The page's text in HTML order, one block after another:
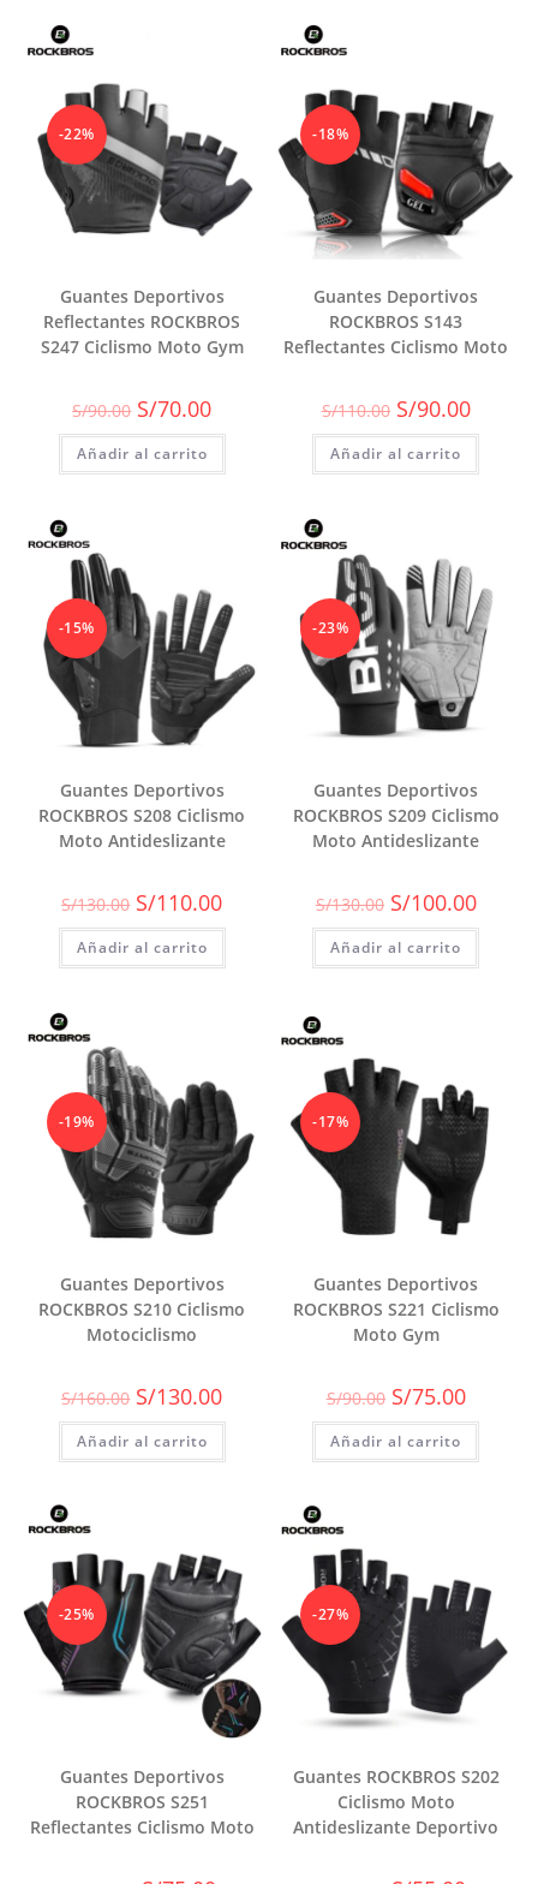
-22%
Guantes Deportivos
Reflectantes ROCKBROS
S247 Ciclismo Moto Gym
S/90.00 El
precio
original
era:
S/90.00.
S/70.00El
actual
S/70.00.
Añadir al carrito
-18%
Guantes Deportivos
ROCKBROS S143
Reflectantes Ciclismo Moto
S/110.00 El
precio
original
era:
S/110.00.
S/90.00El
precio
actual
S/90.00.
Añadir al carrito
-15%
Guantes Deportivos
ROCKBROS S208 Ciclismo
Moto Antideslizante
S/130.00 El
precio
original
era:
S/130.00.
S/110.00El
actual
S/110.00.
Añadir al carrito
-23%
Guantes Deportivos
ROCKBROS S209 Ciclismo
Moto Antideslizante
S/130.00 El
precio
original
era:
S/130.00.
S/100.00El
precio
actual
S/
Añadir al carrito
-19%
Guantes Deportivos
ROCKBROS S210 Ciclismo
Motociclismo
S/160.00 El
precio
original
era:
S/160.00.
S/130.00El
actual
S/130.00.
Añadir al carrito
-17%
Guantes Deportivos
ROCKBROS S221 Ciclismo
Moto Gym
S/90.00 El
precio
original
era:
S/90.00.
S/75.00El
precio
actual
S/75.00.
Añadir al carrito
-25%
Guantes Deportivos
ROCKBROS S251
Reflectantes Ciclismo Moto
-27%
Guantes ROCKBROS S202
Ciclismo Moto
Antideslizante Deportivo